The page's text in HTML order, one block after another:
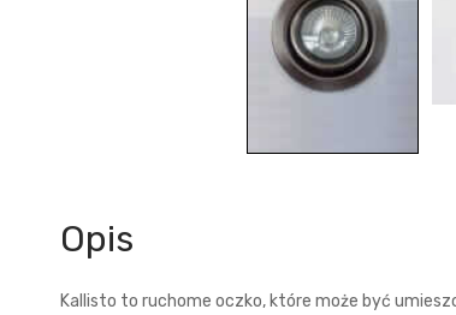
Opis
Kallisto to ruchome oczko, które może być